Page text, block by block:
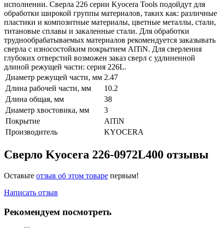
исполнении. Сверла 226 серии Kyocera Tools подойдут для
обработки широкой группы материалов, таких как: различные
пластики и композитные материалы, цветные металлы, стали,
титановые сплавы и закаленные стали. Для обработки
труднообрабатываемых материалов рекомендуется заказывать
сверла с износостойким покрытием AlTiN. Для сверления
глубоких отверстий возможен заказ сверл с удлиненной
длиной режущей части: серия 226L.
Диаметр режущей части, мм 2.47
Длина рабочей части, мм
10.2
Длина общая, мм
38
Диаметр хвостовика, мм
3
Покрытие
AlTiN
Производитель
KYOCERA
Сверло Kyocera 226-0972L400 отзывы
Оставьте отзыв об этом товаре первым!
Написать отзыв
Рекомендуем посмотреть